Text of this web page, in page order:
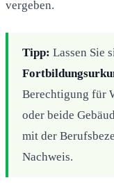
vergeben.
Tipp: Lassen Sie
Berechtigung für
oder beide
mit der
Nachweis.